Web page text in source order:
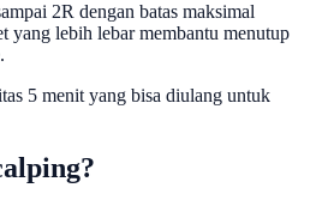
2R dengan batas maksimal
yang lebih lebar membantu menutup
5 menit yang bisa diulang untuk